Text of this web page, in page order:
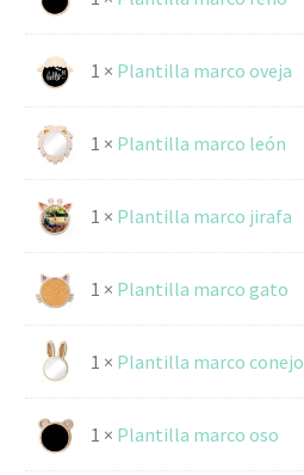
1 × Plantilla marco oveja
1 × Plantilla marco león
1 × Plantilla marco jirafa
1 × Plantilla marco gato
1 × Plantilla marco conejo
1 × Plantilla marco oso